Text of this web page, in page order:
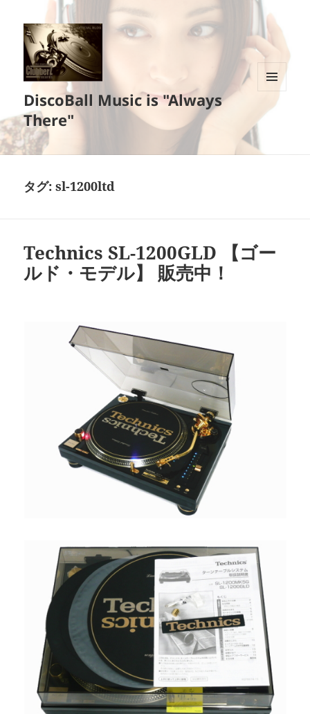
DiscoBall Music is "Always
There"
メニュ
ーとウ
ィジェ
タグ:sl-1200ltd
Technics SL-1200GLD 【ゴー
ルド・モデル】 販売中！